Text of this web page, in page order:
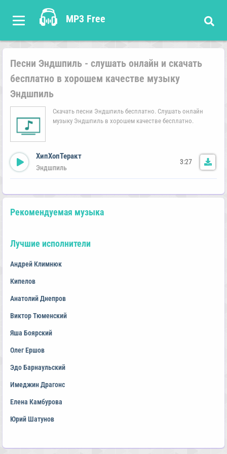
MP3 Free
Песни Эндшпиль - слушать онлайн и скачать
бесплатно в хорошем качестве музыку
Эндшпиль
Скачать песни Эндшпиль бесплатно. Слушать онлайн
музыку Эндшпиль в хорошем качестве бесплатно.
ХипХопТеракт
Эндшпиль
3:27
Рекомендуемая музыка
Лучшие исполнители
Андрей Климнюк
Кипелов
Анатолий Днепров
Виктор Тюменский
Яша Боярский
Олег Ершов
Эдо Барнаульский
Имеджин Драгонс
Елена Камбурова
Юрий Шатунов